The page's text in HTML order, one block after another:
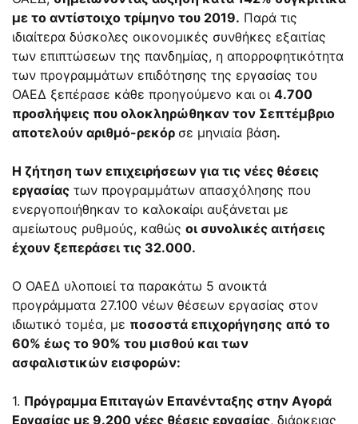
με το αντίστοιχο τρίμηνο του 2019. Παρά τις
ιδιαίτερα δύσκολες οικονομικές συνθήκες εξαιτίας
των επιπτώσεων της πανδημίας, η απορροφητικότητα
των προγραμμάτων επιδότησης της εργασίας του
ΟΑΕΔ ξεπέρασε κάθε προηγούμενο και οι 4.700
προσλήψεις που ολοκληρώθηκαν τον Σεπτέμβριο
αποτελούν αριθμό-ρεκόρ σε μηνιαία βάση.
Η ζήτηση των επιχειρήσεων για τις νέες θέσεις
εργασίας των προγραμμάτων απασχόλησης που
ενεργοποιήθηκαν το καλοκαίρι αυξάνεται με
αμείωτους ρυθμούς, καθώς οι συνολικές αιτήσεις
έχουν ξεπεράσει τις 32.000.
Ο ΟΑΕΔ υλοποιεί τα παρακάτω 5 ανοικτά
προγράμματα 27.100 νέων θέσεων εργασίας στον
ιδιωτικό τομέα, με ποσοστά επιχορήγησης από το
60% έως το 90% του μισθού και των
ασφαλιστικών εισφορών:
1. Πρόγραμμα Επιταγών Επανένταξης στην Αγορά
Εργασίας με 9.200 νέες θέσεις εργασίας, διάρκειας